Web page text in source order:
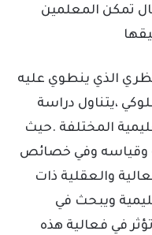
تمكن المعلمين
الذي ينطوي عليه
،يتناول دراسة
المختلفة .حيث
وقياسه وفي خصائص
والعقلية ذات
ويبحث في
في فعالية هذه